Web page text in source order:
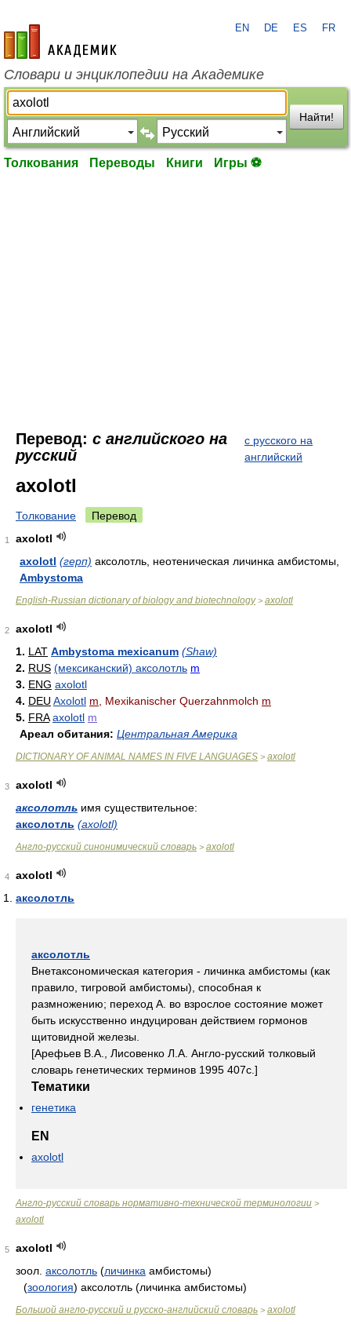
academic.ru
EN DE ES FR
Словари и энциклопедии на Академике
Найти!
Толкования Переводы Книги Игры ⚽
Перевод: с английского на
русский
с русского на
английский
axolotl
Толкование Перевод
1
axolotl
axolotl (герп) аксолотль, неотеническая личинка амбистомы,
Ambystoma
English-Russian dictionary of biology and biotechnology> axolotl
2
axolotl
1. LAT Ambystoma mexicanum (Shaw)
2. RUS (мексиканский) аксолотль m
3. ENG axolotl
4. DEU Axolotl m , Mexikanischer Querzahnmolch m
5. FRA axolotl m
Ареал обитания: Центральная Америка
DICTIONARY OF ANIMAL NAMES IN FIVE LANGUAGES > axolotl
3
axolotl
аксолотль имя существительное:
аксолотль (axolotl)
Англо-русский синонимический словарь > axolotl
4
axolotl
аксолотль
аксолотль
Внетаксономическая категория - личинка амбистомы (как
правило, тигровой амбистомы), способная к
размножению; переход А. во взрослое состояние может
быть искусственно индуцирован действием гормонов
щитовидной железы.
[Арефьев В.А., Лисовенко Л.А. Англо-русский толковый
словарь генетических терминов 1995 407с.]
Тематики
генетика
EN
axolotl
Англо-русский словарь нормативно-технической терминологии >
axolotl
5
axolotl
зоол. аксолотль (личинка амбистомы)
(зоология) аксолотль (личинка амбистомы)
Большой англо-русский и русско-английский словарь > axolotl